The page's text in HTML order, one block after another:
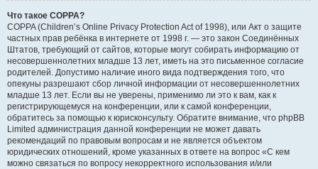
Что такое COPPA?
COPPA (Children’s Online Privacy Protection Act of 1998), или Акт о защите
частных прав ребёнка в интернете от 1998 г. — это закон Соединённых
Штатов, требующий от сайтов, которые могут собирать информацию от
несовершеннолетних младше 13 лет, иметь на это письменное согласие
родителей. Допустимо наличие иного вида подтверждения того, что
опекуны разрешают сбор личной информации от несовершеннолетних
младше 13 лет. Если вы не уверены, применимо ли это к вам, как к
регистрирующемуся на конференции, или к самой конференции,
обратитесь за помощью к юрисконсульту. Обратите внимание, что phpBB
Limited администрация данной конференции не может давать
рекомендаций по правовым вопросам и не является объектом
юридических отношений, кроме указанных в ответе на вопрос «С кем
можно связаться по вопросу некорректного использования и/или